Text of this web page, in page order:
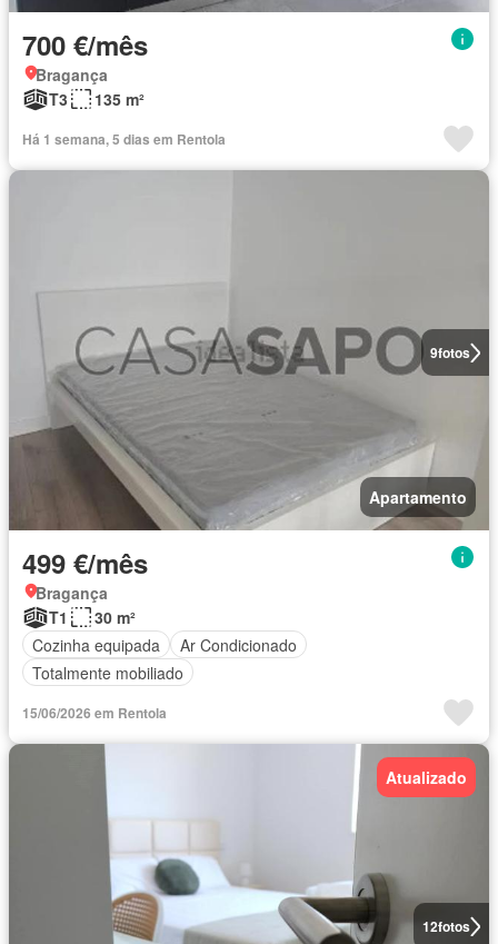
700 €/mês
Bragança
T3
135 m²
Há 1 semana, 5 dias em Rentola
9fotos
Apartamento
499 €/mês
Bragança
T1
30 m²
Cozinha equipada
Ar Condicionado
Totalmente mobiliado
15/06/2026 em Rentola
12fotos
Atualizado